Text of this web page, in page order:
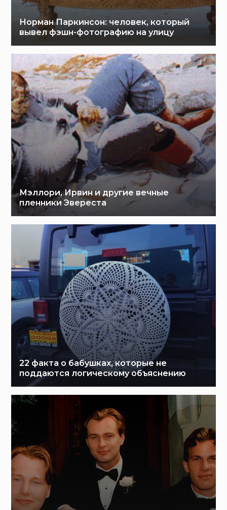
Норман Паркинсон: человек, который
вывел фэшн-фотографию на улицу
Мэллори, Ирвин и другие вечные
пленники Эвереста
22 факта о бабушках, которые не
поддаются логическому объяснению